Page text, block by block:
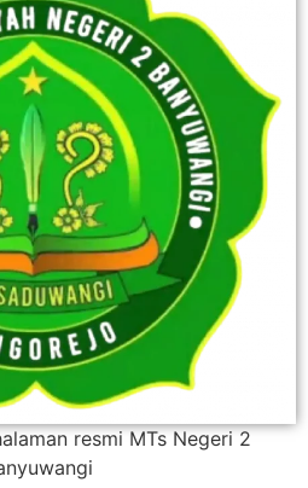
resmi MTs Negeri 2